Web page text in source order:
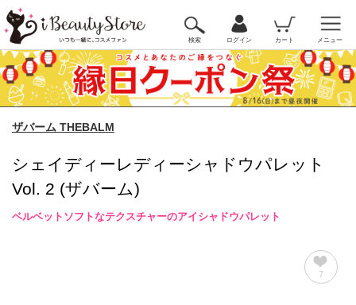
検索 ログイン カート メニュー
ザバーム THEBALM
シェイディーレディーシャドウパレット
Vol. 2 (ザバーム)
ベルベットソフトなテクスチャーのアイシャドウパレット
7